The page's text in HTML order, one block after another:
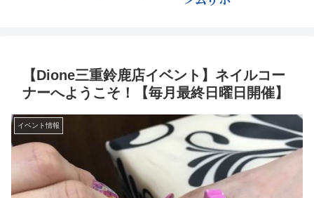
【Dione三重鈴鹿店イベント】ネイルコー
ナーへようこそ！【毎月最終日曜日開催】
イベント情報